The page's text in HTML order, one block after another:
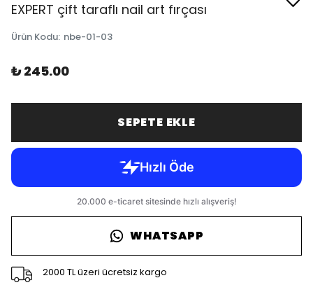
EXPERT çift taraflı nail art fırçası
Ürün Kodu: nbe-01-03
₺ 245.00
SEPETE EKLE
WHATSAPP
2000 TL üzeri ücretsiz kargo